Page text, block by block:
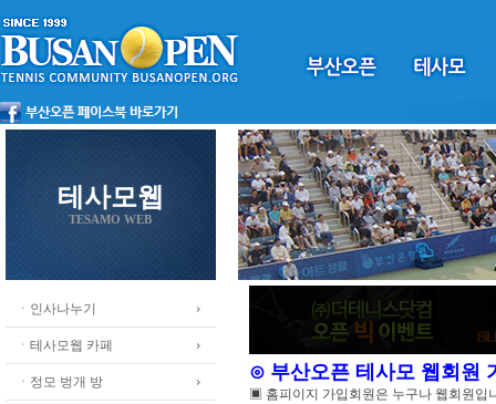
테사모웹
TESAMO WEB
ㆍ인사나누기
ㆍ테사모웹 카페
ㆍ정모 벙개 방 ⊙ 부산오픈 테사모 웹회원
▣ 홈피이지 가입회원은 누구나 웹회원입